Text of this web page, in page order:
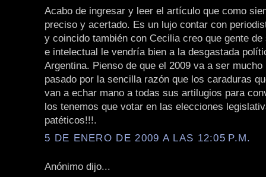
Acabo de ingresar y leer el artículo que como
preciso y acertado. Es un lujo contar con
y coincido también con Cecilia creo que gente
e intelectual le vendría bien a la desgastada
Argentina. Pienso de que el 2009 va a ser mucho
pasado por la sencilla razón que los caraduras
van a echar mano a todas sus artilugios para
los tenemos que votar en las elecciones
patéticos!!!.
5 DE ENERO DE 2009 A LAS 12:05 P.M.
Anónimo dijo...